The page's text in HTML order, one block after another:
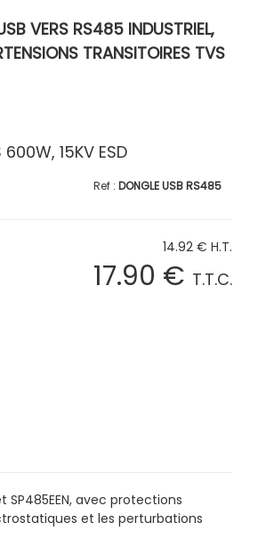
VERS RS485 INDUSTRIEL,
TRANSITOIRES TVS
15KV ESD
DONGLE USB RS485
14.92 € H.T.
17.90 € T.T.C.
SP485EEN, avec protections
et les perturbations